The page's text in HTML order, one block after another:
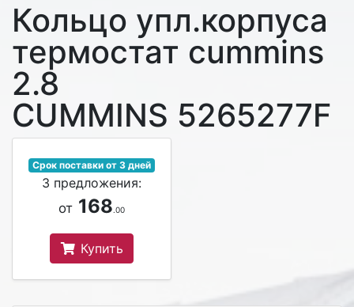
Кольцо упл.корпуса
термостат cummins
2.8
CUMMINS 5265277F
Срок поставки от 3 дней
3 предложения:
от 168.00
Купить